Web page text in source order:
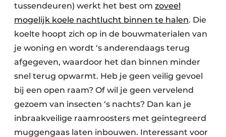
tussendeuren) werkt het best om zoveel
mogelijk koele nachtlucht binnen te halen. Die
koelte hoopt zich op in de bouwmaterialen van
je woning en wordt ‘s anderendaags terug
afgegeven, waardoor het dan binnen minder
snel terug opwarmt. Heb je geen veilig gevoel
bij een open raam? Of wil je geen vervelend
gezoem van insecten ‘s nachts? Dan kan je
inbraakveilige raamroosters met geïntegreerd
muggengaas laten inbouwen. Interessant voor